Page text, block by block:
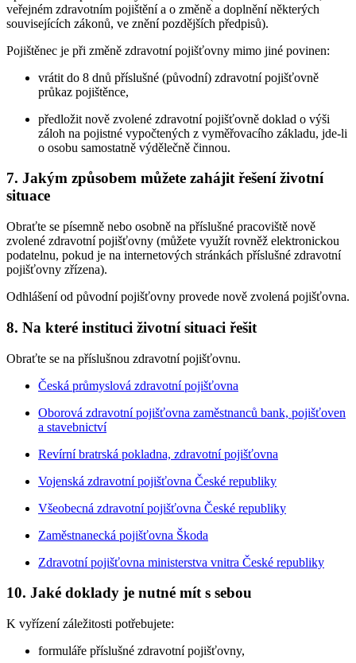
veřejném zdravotním pojištění a o změně a doplnění některých
souvisejících zákonů, ve znění pozdějších předpisů).
Pojištěnec je při změně zdravotní pojišťovny mimo jiné povinen:
vrátit do 8 dnů příslušné (původní) zdravotní pojišťovně
průkaz pojištěnce,
předložit nově zvolené zdravotní pojišťovně doklad o výši
záloh na pojistné vypočtených z vyměřovacího základu, jde-li
o osobu samostatně výdělečně činnou.
7. Jakým způsobem můžete zahájit řešení životní
situace
Obraťte se písemně nebo osobně na příslušné pracoviště nově
zvolené zdravotní pojišťovny (můžete využít rovněž elektronickou
podatelnu, pokud je na internetových stránkách příslušné zdravotní
pojišťovny zřízena).
Odhlášení od původní pojišťovny provede nově zvolená pojišťovna.
8. Na které instituci životní situaci řešit
Obraťte se na příslušnou zdravotní pojišťovnu.
Česká průmyslová zdravotní pojišťovna
Oborová zdravotní pojišťovna zaměstnanců bank, pojišťoven
a stavebnictví
Revírní bratrská pokladna, zdravotní pojišťovna
Vojenská zdravotní pojišťovna České republiky
Všeobecná zdravotní pojišťovna České republiky
Zaměstnanecká pojišťovna Škoda
Zdravotní pojišťovna ministerstva vnitra České republiky
10. Jaké doklady je nutné mít s sebou
K vyřízení záležitosti potřebujete:
formuláře příslušné zdravotní pojišťovny,